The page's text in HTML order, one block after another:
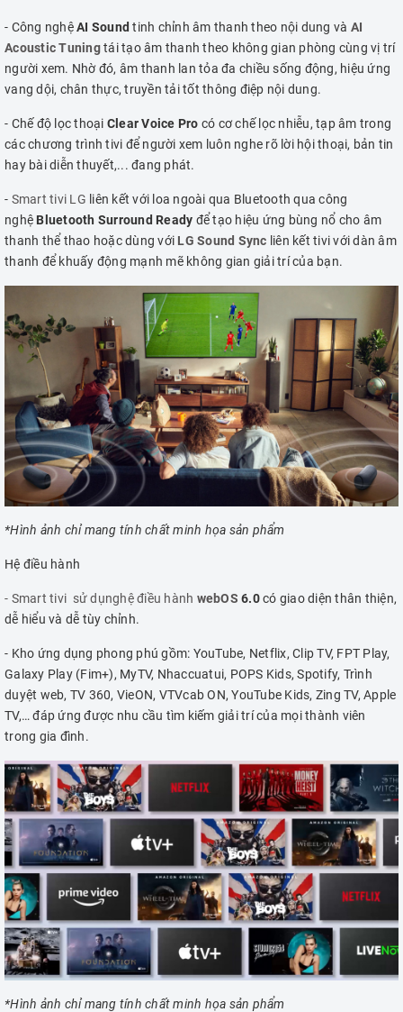
- Công nghệAI Sound tinh chỉnh âm thanh theo nội dung và AI
Acoustic Tuningtái tạo âm thanh theo không gian phòng cùng vị trí
người xem. Nhờ đó, âm thanh lan tỏa đa chiều sống động, hiệu ứng
vang dội, chân thực, truyền tải tốt thông điệp nội dung.
- Chế độ lọc thoại Clear Voice Pro có cơ chế lọc nhiễu, tạp âm trong
các chương trình tivi để người xem luôn nghe rõ lời hội thoại, bản tin
hay bài diễn thuyết,... đang phát.
- Smart tivi LG liên kết với loa ngoài qua Bluetooth qua công
nghệ Bluetooth Surround Ready để tạo hiệu ứng bùng nổ cho âm
thanh thể thao hoặc dùng với LG Sound Sync liên kết tivi với dàn âm
thanh để khuấy động mạnh mẽ không gian giải trí của bạn.
*Hình ảnh chỉ mang tính chất minh họa sản phẩm
Hệ điều hành
- Smart tivi sử dụnghệ điều hành webOS 6.0có giao diện thân thiện,
dễ hiểu và dễ tùy chỉnh.
- Kho ứng dụng phong phú gồm: YouTube, Netflix, Clip TV, FPT Play,
Galaxy Play (Fim+), MyTV, Nhaccuatui, POPS Kids, Spotify, Trình
duyệt web, TV 360, VieON, VTVcab ON, YouTube Kids, Zing TV, Apple
TV,… đáp ứng được nhu cầu tìm kiếm giải trí của mọi thành viên
trong gia đình.
*Hình ảnh chỉ mang tính chất minh họa sản phẩm